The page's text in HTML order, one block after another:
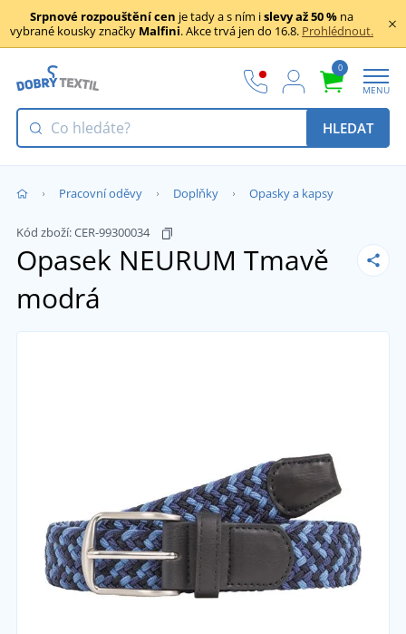
Srpnové rozpouštění cen je tady a s ním islevy až 50 % na
vybrané kousky značky Malfini. Akce trvá jen do 16.8. Prohlédnout.
0
MENU
HLEDAT
Pracovní oděvy Doplňky Opasky a kapsy
Kód zboží:CER-99300034
Opasek NEURUM Tmavě
modrá